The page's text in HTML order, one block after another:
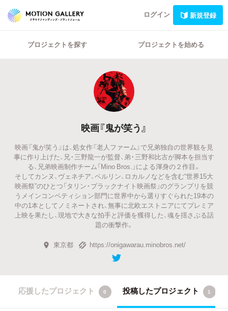
ログイン 新規登録
プロジェクトを探す プロジェクトを始める
映画『鬼が笑う』
映画『鬼が笑う』は、処女作『老人ファーム』で兄弟独自の世界観を見
事に作り上げた、兄・三野龍一が監督、弟・三野和比古が脚本を担当す
る、兄弟映画制作チーム「Mino Bros.」による渾身の２作目。
そしてカンヌ、ヴェネチア、ベルリン、ロカルノなどを含む“世界15大
映画祭”のひとつ「タリン・ブラックナイト映画祭」のグランプリを競
うメインコンペティション部門に世界中から選りすぐられた19本の
中の1本としてノミネートされ、無事に北欧エストニアにてプレミア
上映を果たし、現地で大きな拍手と評価を獲得した、魂を揺さぶる話
題の衝撃作。
東京都 https://onigawarau.minobros.net/
応援したプロジェクト 0 投稿したプロジェクト 1